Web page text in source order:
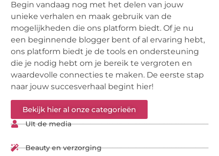
Begin vandaag nog met het delen van jouw
unieke verhalen en maak gebruik van de
mogelijkheden die ons platform biedt. Of je nu
een beginnende blogger bent of al ervaring hebt,
ons platform biedt je de tools en ondersteuning
die je nodig hebt om je bereik te vergroten en
waardevolle connecties te maken. De eerste stap
naar jouw succesverhaal begint hier!
Bekijk hier al onze categorieën
UIt de media
Beauty en verzorging